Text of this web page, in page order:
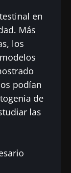
en
Más
los
podían
de
las